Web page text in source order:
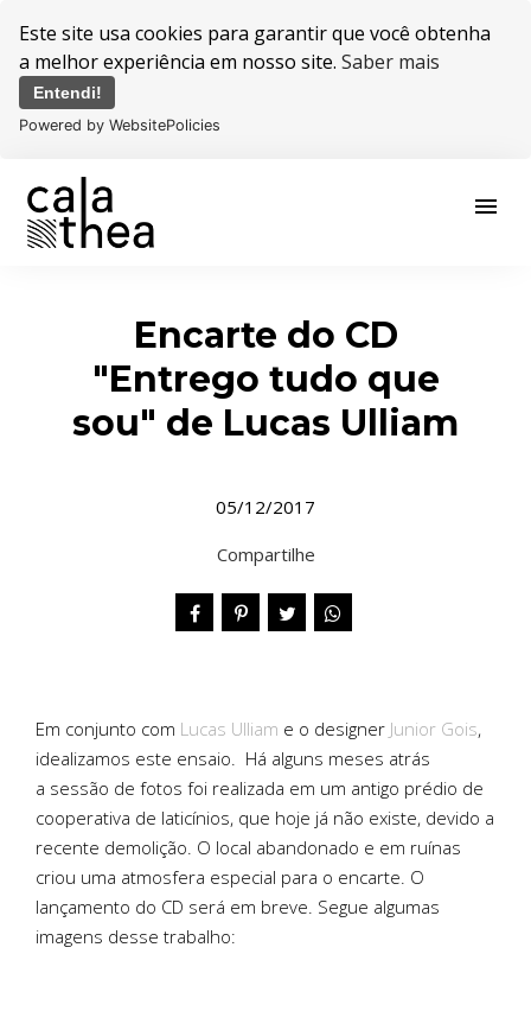
Este site usa cookies para garantir que você obtenha
a melhor experiência em nosso site. Saber mais
Entendi!
Powered by WebsitePolicies
menu
Encarte do CD
"Entrego tudo que
sou" de Lucas Ulliam
05/12/2017
Compartilhe
Em conjunto com Lucas Ulliam e o designer Junior Gois,
idealizamos este ensaio. Há alguns meses atrás
a sessão de fotos foi realizada em um antigo prédio de
cooperativa de laticínios, que hoje já não existe, devido a
recente demolição. O local abandonado e em ruínas
criou uma atmosfera especial para o encarte. O
lançamento do CD será em breve. Segue algumas
imagens desse trabalho: